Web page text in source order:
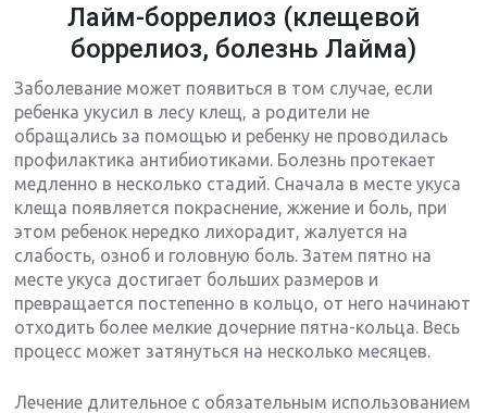
Лайм-боррелиоз (клещевой
боррелиоз, болезнь Лайма)
Заболевание может появиться в том случае, если
ребенка укусил в лесу клещ, а родители не
обращались за помощью и ребенку не проводилась
профилактика антибиотиками. Болезнь протекает
медленно в несколько стадий. Сначала в месте укуса
клеща появляется покраснение, жжение и боль, при
этом ребенок нередко лихорадит, жалуется на
слабость, озноб и головную боль. Затем пятно на
месте укуса достигает больших размеров и
превращается постепенно в кольцо, от него начинают
отходить более мелкие дочерние пятна-кольца. Весь
процесс может затянуться на несколько месяцев.
Лечение длительное с обязательным использованием